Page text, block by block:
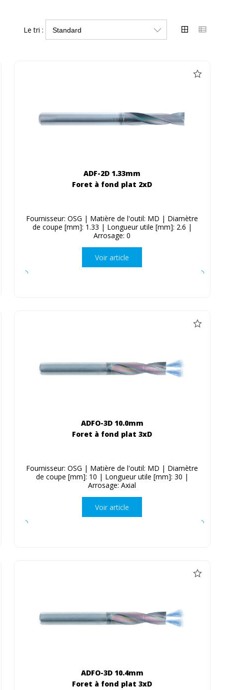
Le tri :
ADF-2D 1.33mm
Foret à fond plat 2xD
Fournisseur: OSG | Matière de l'outil: MD | Diamètre
de coupe [mm]: 1.33 | Longueur utile [mm]: 2.6 |
Arrosage: 0
Voir article
ADFO-3D 10.0mm
Foret à fond plat 3xD
Fournisseur: OSG | Matière de l'outil: MD | Diamètre
de coupe [mm]: 10 | Longueur utile [mm]: 30 |
Arrosage: Axial
Voir article
ADFO-3D 10.4mm
Foret à fond plat 3xD